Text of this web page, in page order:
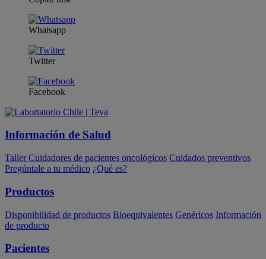
Whatsapp
Twitter
Facebook
Información de Salud
Taller Cuidadores de pacientes oncológicos Cuidados preventivos
Pregúntale a tu médico ¿Qué es?
Productos
Disponibilidad de productos Bioequivalentes Genéricos Información
de producto
Pacientes